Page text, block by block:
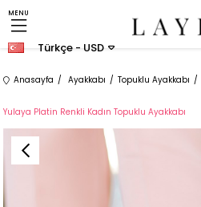
MENU
Türkçe - USD
Anasayfa Ayakkabı Topuklu Ayakkabı
Yulaya Platin Renkli Kadın Topuklu Ayakkabı